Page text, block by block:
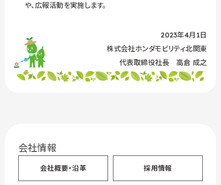
や、広報活動を実施します。
2023年4月1日
株式会社ホンダモビリティ北関東
代表取締役社長 高倉 成之
会社情報
会社概要・沿革 採用情報